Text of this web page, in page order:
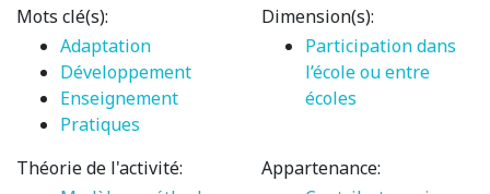
Mots clé(s):
Adaptation
Développement
Enseignement
Pratiques
Dimension(s):
Participation dans
l’école ou entre
écoles
Théorie de l'activité:
Appartenance: